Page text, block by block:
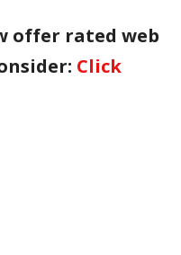
offer rated web
Click